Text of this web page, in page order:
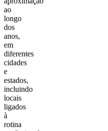
ao
longo
dos
anos,
em
diferentes
cidades
e
estados,
incluindo
locais
ligados
à
rotina